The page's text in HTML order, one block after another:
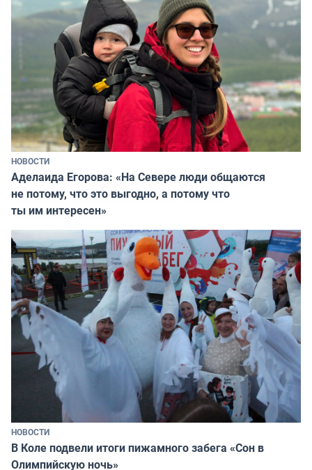
НОВОСТИ
Аделаида Егорова: «На Севере люди общаются
не потому, что это выгодно, а потому что
ты им интересен»
НОВОСТИ
В Коле подвели итоги пижамного забега «Сон в
Олимпийскую ночь»